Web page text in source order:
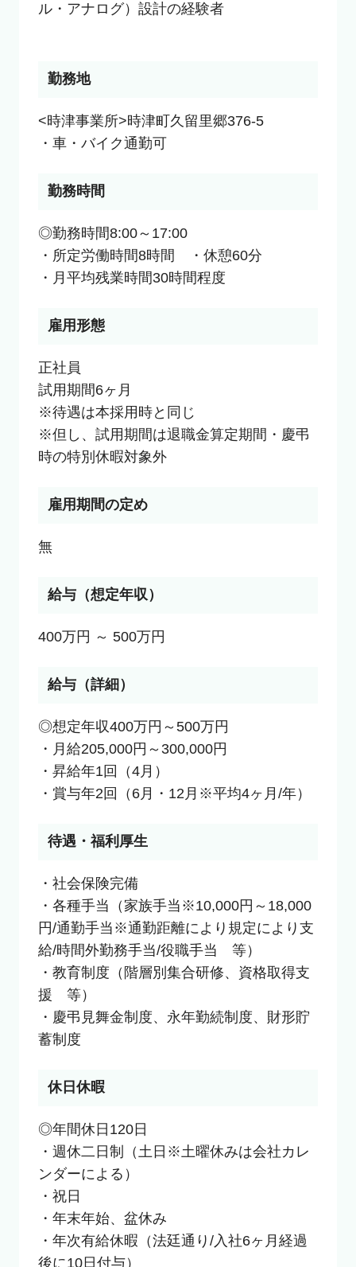
ル・アナログ）設計の経験者
勤務地
<時津事業所>時津町久留里郷376-5
・車・バイク通勤可
勤務時間
◎勤務時間8:00～17:00
・所定労働時間8時間　・休憩60分
・月平均残業時間30時間程度
雇用形態
正社員
試用期間6ヶ月
※待遇は本採用時と同じ
※但し、試用期間は退職金算定期間・慶弔
時の特別休暇対象外
雇用期間の定め
無
給与（想定年収）
400万円 ～ 500万円
給与（詳細）
◎想定年収400万円～500万円
・月給205,000円～300,000円
・昇給年1回（4月）
・賞与年2回（6月・12月※平均4ヶ月/年）
待遇・福利厚生
・社会保険完備
・各種手当（家族手当※10,000円～18,000
円/通勤手当※通勤距離により規定により支
給/時間外勤務手当/役職手当　等）
・教育制度（階層別集合研修、資格取得支
援　等）
・慶弔見舞金制度、永年勤続制度、財形貯
蓄制度
休日休暇
◎年間休日120日
・週休二日制（土日※土曜休みは会社カレ
ンダーによる）
・祝日
・年末年始、盆休み
・年次有給休暇（法廷通り/入社6ヶ月経過
後に10日付与）